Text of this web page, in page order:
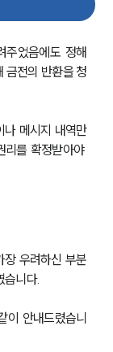
주었음에도 정해
금전의 반환을 청
나 메시지 내역만
리를 확정받아야
장 우려하신 부분
습니다.
이 안내드렸습니